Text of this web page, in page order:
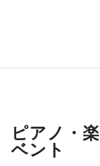
ピアノ・
ベント